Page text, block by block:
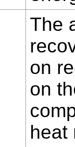
The
on
on
heat